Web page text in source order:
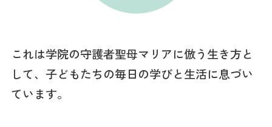
これは学院の守護者聖母マリアに倣う生き方と
して、子どもたちの毎日の学びと生活に息づい
ています。